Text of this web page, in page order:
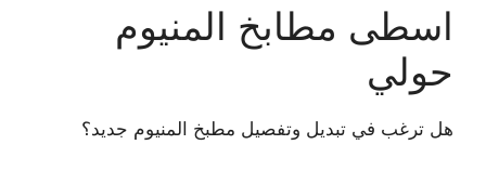
اسطى مطابخ المنيوم
حولي
هل ترغب في تبديل وتفصيل مطبخ المنيوم جديد؟